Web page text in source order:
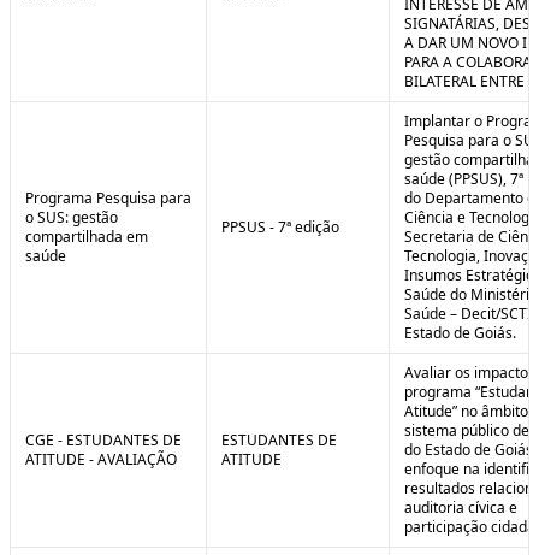
INTERESSE DE
SIGNATÁRIAS,
A DAR UM NOVO
PARA A
BILATERAL ENTRE
Programa Pesquisa para
o SUS: gestão
compartilhada em
saúde
PPSUS - 7ª edição
Implantar o
Pesquisa para o
gestão
saúde (PPSUS), 7ª
do Departamento
Ciência e
Secretaria de
Tecnologia,
Insumos
Saúde do
Saúde – Decit/
Estado de Goiás.
CGE - ESTUDANTES DE
ATITUDE - AVALIAÇÃO
ESTUDANTES DE
ATITUDE
Avaliar os impactos
programa
Atitude” no âmbito
sistema público de
do Estado de
enfoque na
resultados
auditoria cívica e
participação cidadã